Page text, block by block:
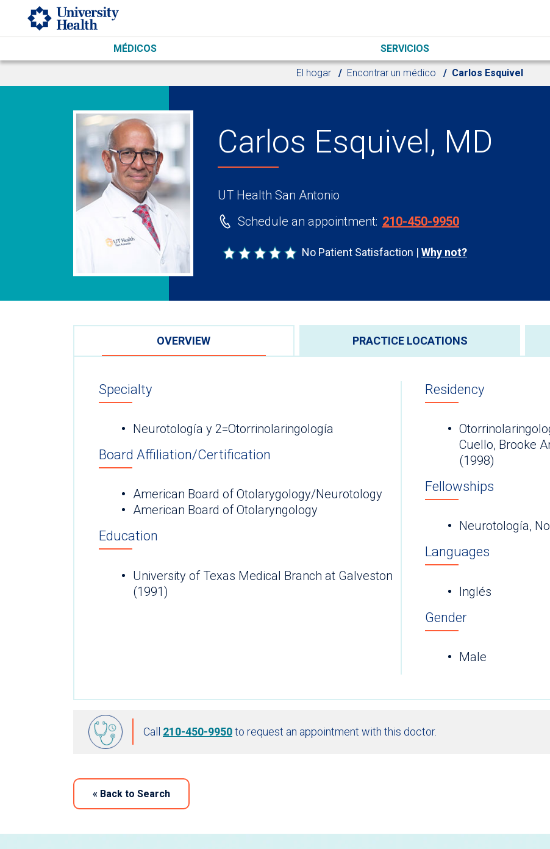
Skip to main content
MÉDICOS SERVICIOS
El hogar Encontrar un médico Carlos Esquivel
Carlos Esquivel, MD
UT Health San Antonio
Schedule an appointment: 210-450-9950
No Patient Satisfaction Why not?
OVERVIEW PRACTICE LOCATIONS
Specialty
Neurotología y 2=Otorrinolaringología
Board Affiliation/Certification
American Board of Otolarygology/Neurotology
American Board of Otolaryngology
Education
University of Texas Medical Branch at Galveston
(1991)
Residency
Cuello, Brooke
(1998)
Fellowships
Neurotología,
Languages
Inglés
Gender
Male
Call 210-450-9950to request an appointment with this doctor.
« Back to Search